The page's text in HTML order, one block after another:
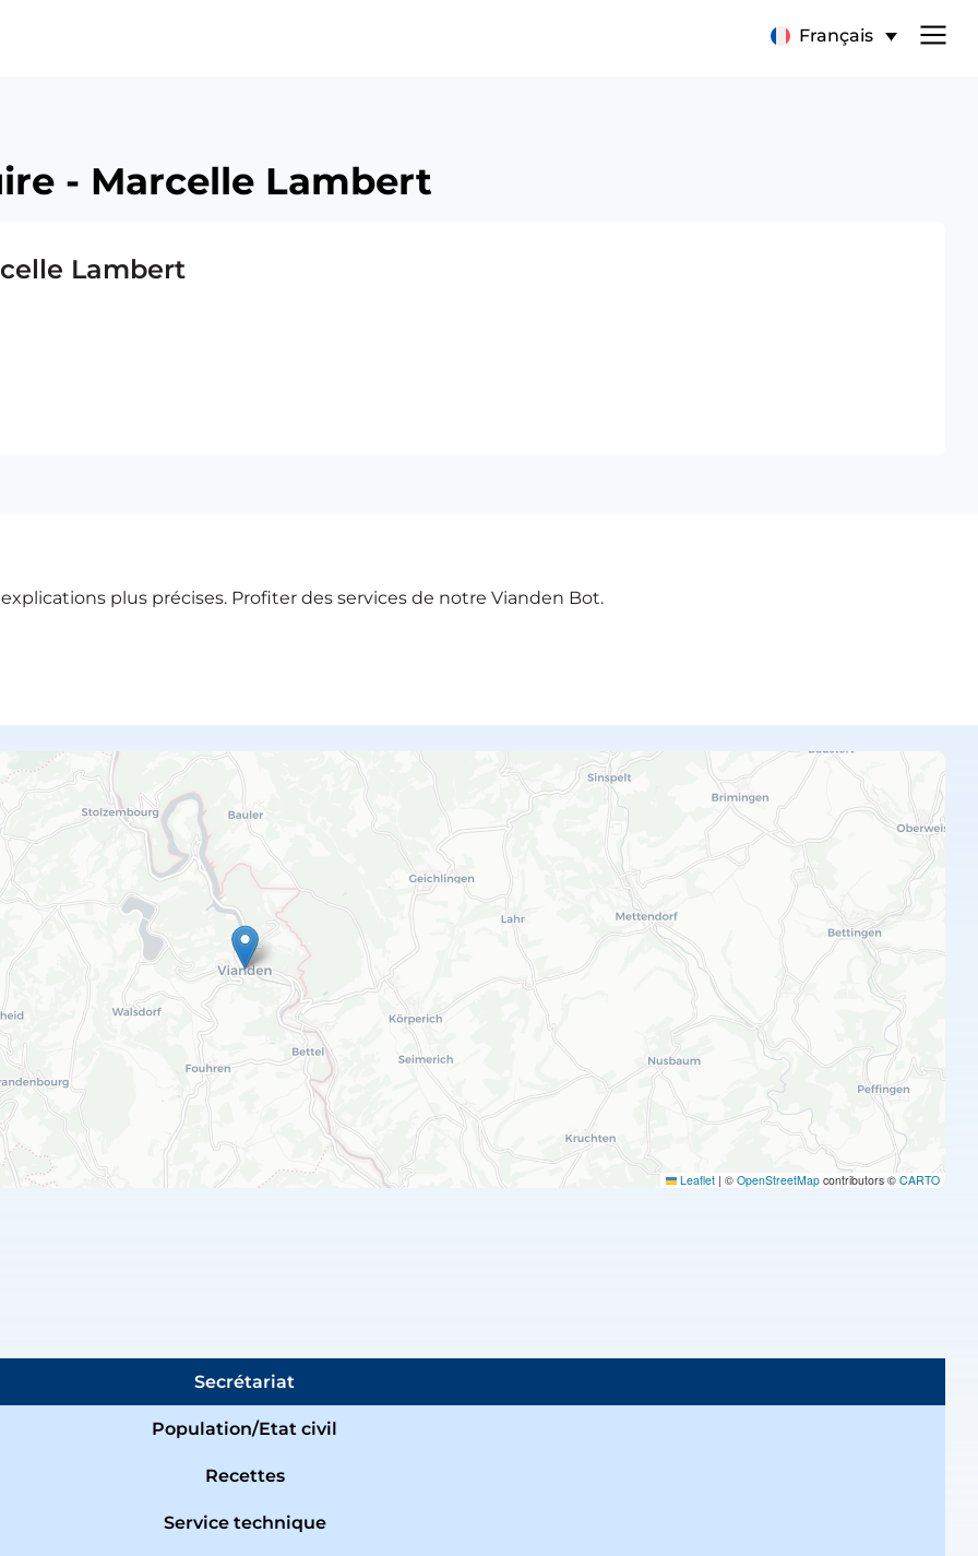
Français
- Marcelle Lambert
Lambert
plus précises. Profiter des services de notre Vianden Bot.
Leaflet | © OpenStreetMap contributors © CARTO
Secrétariat
Population/Etat civil
Recettes
Service technique